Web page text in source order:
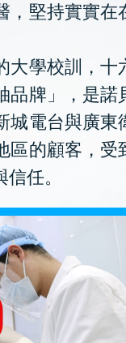
，堅持實實在
大學校訓，十
品牌」，是諾
城電台與廣東
區的顧客，受
任。